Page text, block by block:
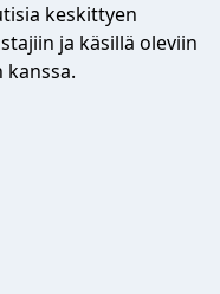
keskittyen
ja käsillä oleviin